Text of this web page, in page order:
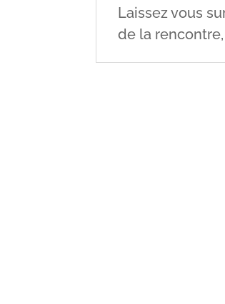
Laissez vous
de la